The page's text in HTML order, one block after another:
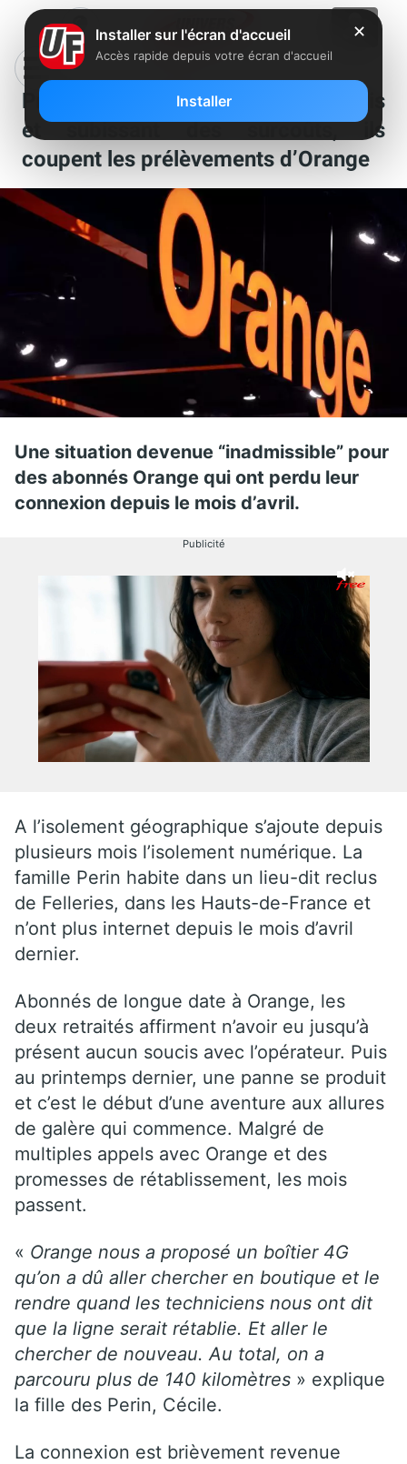
Privés de connexion depuis des mois
et subissant des surcoûts, ils
coupent les prélèvements d’Orange
Une situation devenue “inadmissible” pour
des abonnés Orange qui ont perdu leur
connexion depuis le mois d’avril.
Publicité
A l’isolement géographique s’ajoute depuis
plusieurs mois l’isolement numérique. La
famille Perin habite dans un lieu-dit reclus
de Felleries, dans les Hauts-de-France et
n’ont plus internet depuis le mois d’avril
dernier.
Abonnés de longue date à Orange, les
deux retraités affirment n’avoir eu jusqu’à
présent aucun soucis avec l’opérateur. Puis
au printemps dernier, une panne se produit
et c’est le début d’une aventure aux allures
de galère qui commence. Malgré de
multiples appels avec Orange et des
promesses de rétablissement, les mois
passent.
« Orange nous a proposé un boîtier 4G
qu’on a dû aller chercher en boutique et le
rendre quand les techniciens nous ont dit
que la ligne serait rétablie. Et aller le
chercher de nouveau. Au total, on a
parcouru plus de 140 kilomètres » explique
la fille des Perin, Cécile.
La connexion est brièvement revenue
✕
Installer sur l'écran d'accueil
Accès rapide depuis votre écran d'accueil
Installer